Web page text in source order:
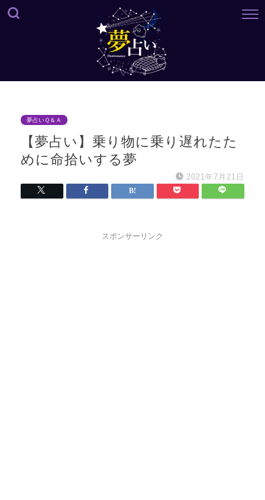
夢占いＱ＆Ａ
【夢占い】乗り物に乗り遅れたた
めに命拾いする夢
2021年7月21日
スポンサーリンク